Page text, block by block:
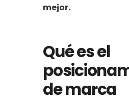
mejor.
Qué es el
de marca